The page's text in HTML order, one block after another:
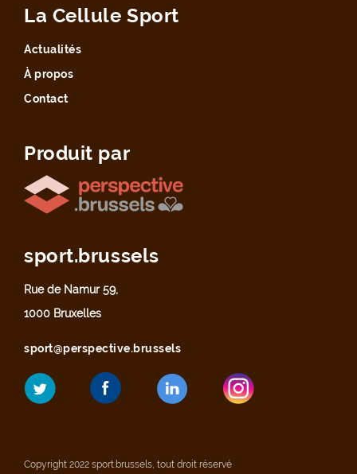
La Cellule Sport
Actualités
À propos
Contact
Produit par
sport.brussels
Rue de Namur 59,
1000 Bruxelles
sport@perspective.brussels
Copyright 2022 sport.brussels, tout droit réservé